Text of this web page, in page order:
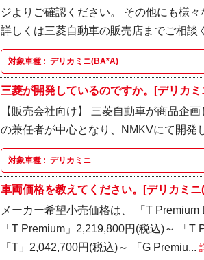
ジよりご確認ください。 その他にも様
詳しくは三菱自動車の販売店までご相談
対象車種 : デリカミニ(BA*A)
三菱が開発しているのですか。[デリカ
【販売会社向け】 三菱自動車が商品企
の兼任者が中心となり、NMKVにて開発
対象車種 : デリカミニ
車両価格を教えてください。[デリカミ
メーカー希望小売価格は、 「T
「T Premium」2,219,800円(税込)～ 「
「T」2,042,700円(税込)～ 「G Premiu...